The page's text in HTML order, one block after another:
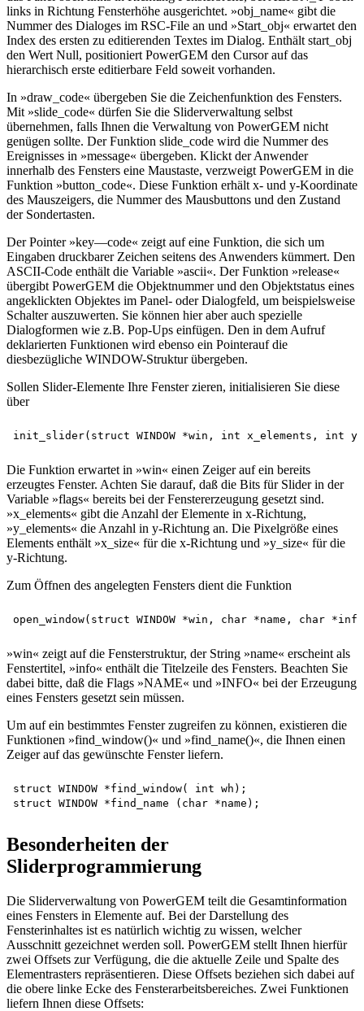
links in Richtung Fensterhöhe ausgerichtet. »obj_name« gibt die
Nummer des Dialoges im RSC-File an und »Start_obj« erwartet den
Index des ersten zu editierenden Textes im Dialog. Enthält start_obj
den Wert Null, positioniert PowerGEM den Cursor auf das
hierarchisch erste editierbare Feld soweit vorhanden.
In »draw_code« übergeben Sie die Zeichenfunktion des Fensters.
Mit »slide_code« dürfen Sie die Sliderverwaltung selbst
übernehmen, falls Ihnen die Verwaltung von PowerGEM nicht
genügen sollte. Der Funktion slide_code wird die Nummer des
Ereignisses in »message« übergeben. Klickt der Anwender
innerhalb des Fensters eine Maustaste, verzweigt PowerGEM in die
Funktion »button_code«. Diese Funktion erhält x- und y-Koordinate
des Mauszeigers, die Nummer des Mausbuttons und den Zustand
der Sondertasten.
Der Pointer »key—code« zeigt auf eine Funktion, die sich um
Eingaben druckbarer Zeichen seitens des Anwenders kümmert. Den
ASCII-Code enthält die Variable »ascii«. Der Funktion »release«
übergibt PowerGEM die Objektnummer und den Objektstatus eines
angeklickten Objektes im Panel- oder Dialogfeld, um beispielsweise
Schalter auszuwerten. Sie können hier aber auch spezielle
Dialogformen wie z.B. Pop-Ups einfügen. Den in dem Aufruf
deklarierten Funktionen wird ebenso ein Pointerauf die
diesbezügliche WINDOW-Struktur übergeben.
Sollen Slider-Elemente Ihre Fenster zieren, initialisieren Sie diese
über
Die Funktion erwartet in »win« einen Zeiger auf ein bereits
erzeugtes Fenster. Achten Sie darauf, daß die Bits für Slider in der
Variable »flags« bereits bei der Fenstererzeugung gesetzt sind.
»x_elements« gibt die Anzahl der Elemente in x-Richtung,
»y_elements« die Anzahl in y-Richtung an. Die Pixelgröße eines
Elements enthält »x_size« für die x-Richtung und »y_size« für die
y-Richtung.
Zum Öffnen des angelegten Fensters dient die Funktion
»win« zeigt auf die Fensterstruktur, der String »name« erscheint als
Fenstertitel, »info« enthält die Titelzeile des Fensters. Beachten Sie
dabei bitte, daß die Flags »NAME« und »INFO« bei der Erzeugung
eines Fensters gesetzt sein müssen.
Um auf ein bestimmtes Fenster zugreifen zu können, existieren die
Funktionen »find_window()« und »find_name()«, die Ihnen einen
Zeiger auf das gewünschte Fenster liefern.
struct WINDOW *find_window( int wh);
Besonderheiten der
Sliderprogrammierung
Die Sliderverwaltung von PowerGEM teilt die Gesamtinformation
eines Fensters in Elemente auf. Bei der Darstellung des
Fensterinhaltes ist es natürlich wichtig zu wissen, welcher
Ausschnitt gezeichnet werden soll. PowerGEM stellt Ihnen hierfür
zwei Offsets zur Verfügung, die die aktuelle Zeile und Spalte des
Elementrasters repräsentieren. Diese Offsets beziehen sich dabei auf
die obere linke Ecke des Fensterarbeitsbereiches. Zwei Funktionen
liefern Ihnen diese Offsets: